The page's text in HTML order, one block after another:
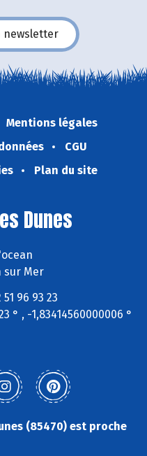
newsletter
Mentions légales
CGU
Plan du site
Dunes
sur Mer
96 93 23
° , -1,83414560000006 °
(85470) est proche